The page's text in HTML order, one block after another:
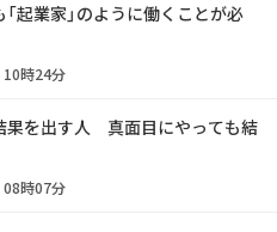
起業家」のように働くことが必
時24分
果を出す人 真面目にやっても結
時07分